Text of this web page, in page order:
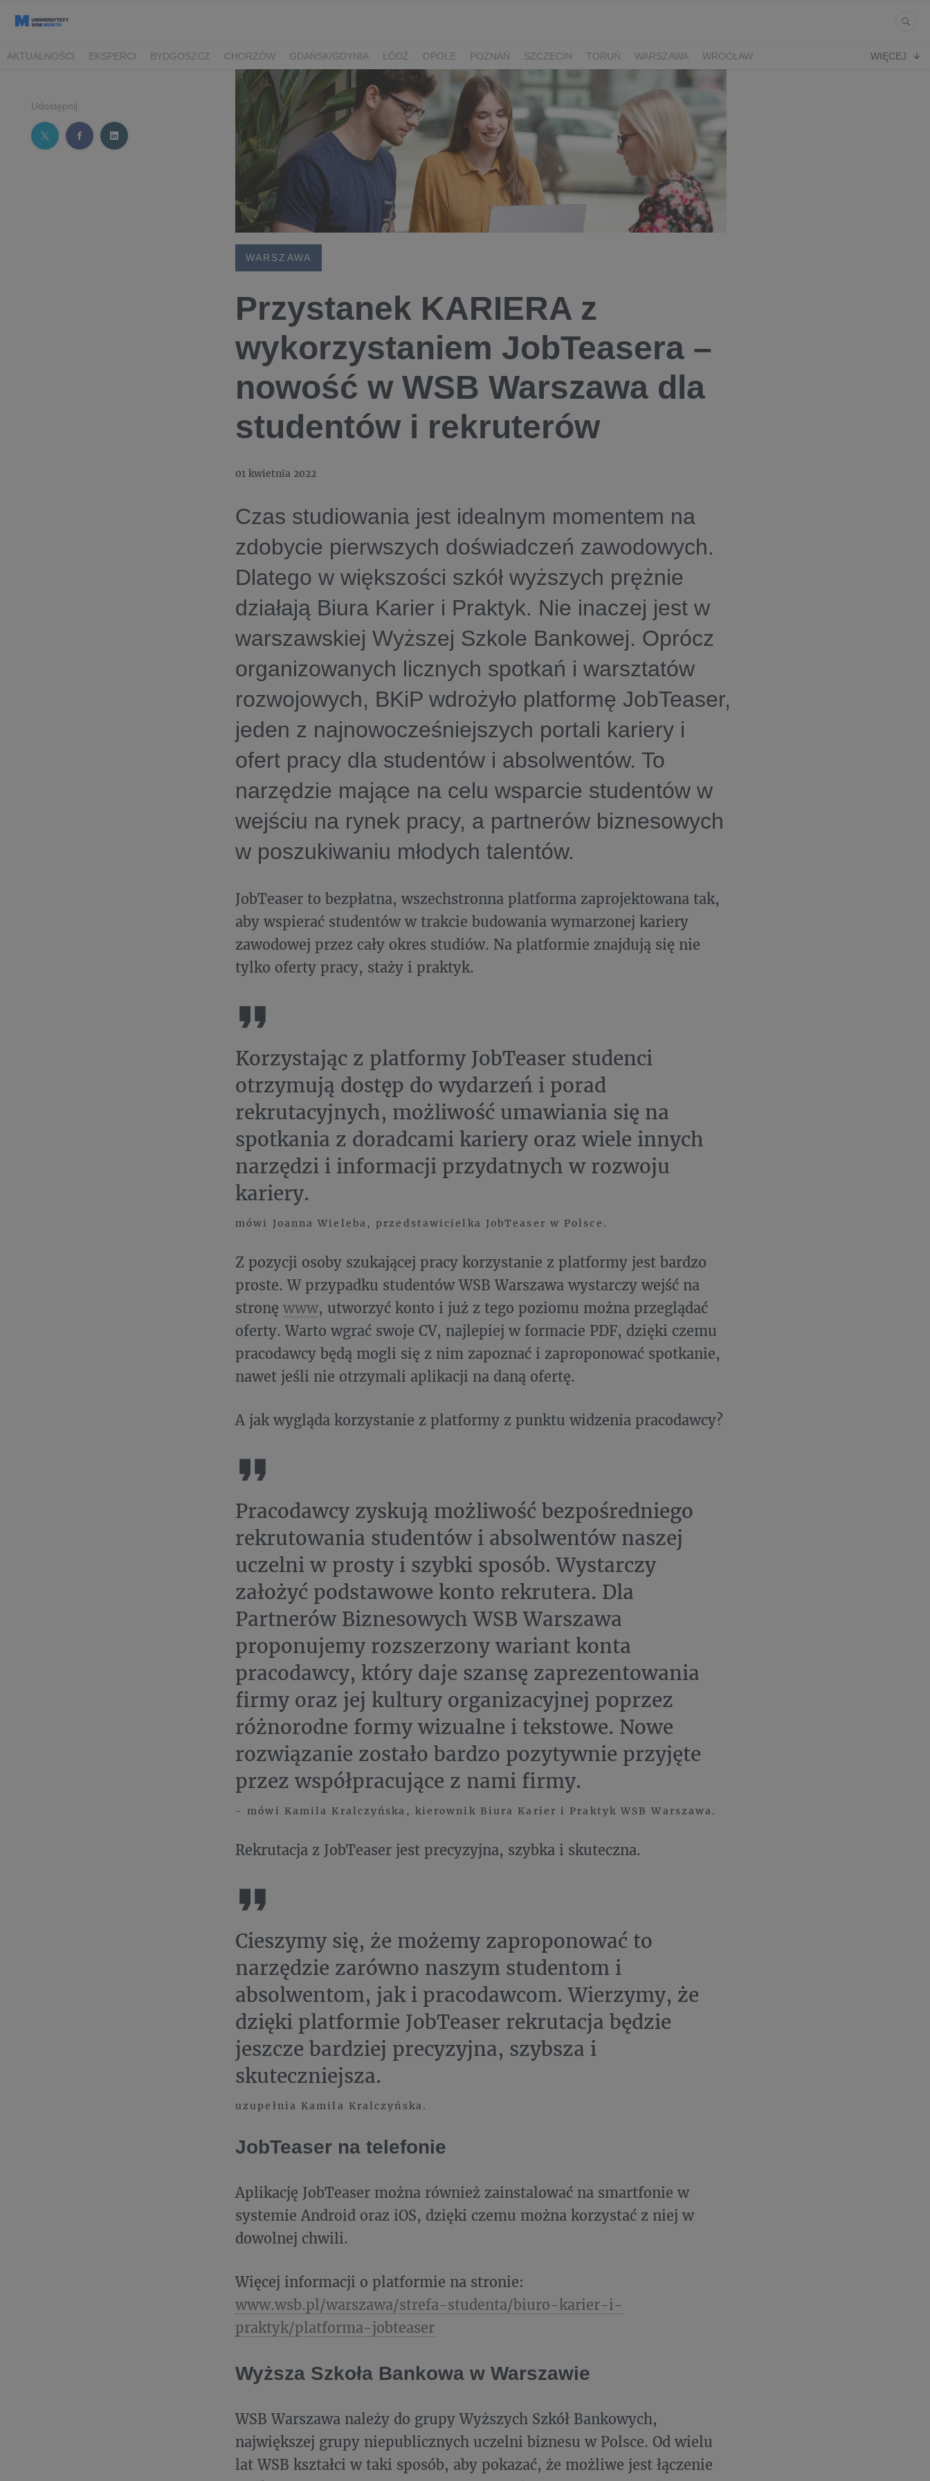
AKTUALNOŚCI EKSPERCI BYDGOSZCZ CHORZÓW GDAŃSK/GDYNIA ŁÓDŹ OPOLE POZNAŃ SZCZECIN TORUŃ WARSZAWA
WROCŁAW
WIĘCEJ
Udostępnij
WARSZAWA
Przystanek KARIERA z
wykorzystaniem JobTeasera –
nowość w WSB Warszawa dla
studentów i rekruterów
01 kwietnia 2022
Czas studiowania jest idealnym momentem na
zdobycie pierwszych doświadczeń zawodowych.
Dlatego w większości szkół wyższych prężnie
działają Biura Karier i Praktyk. Nie inaczej jest w
warszawskiej Wyższej Szkole Bankowej. Oprócz
organizowanych licznych spotkań i warsztatów
rozwojowych, BKiP wdrożyło platformę JobTeaser,
jeden z najnowocześniejszych portali kariery i
ofert pracy dla studentów i absolwentów. To
narzędzie mające na celu wsparcie studentów w
wejściu na rynek pracy, a partnerów biznesowych
w poszukiwaniu młodych talentów.
JobTeaser to bezpłatna, wszechstronna platforma zaprojektowana tak,
aby wspierać studentów w trakcie budowania wymarzonej kariery
zawodowej przez cały okres studiów. Na platformie znajdują się nie
tylko oferty pracy, staży i praktyk.
Korzystając z platformy JobTeaser studenci
otrzymują dostęp do wydarzeń i porad
rekrutacyjnych, możliwość umawiania się na
spotkania z doradcami kariery oraz wiele innych
narzędzi i informacji przydatnych w rozwoju
kariery.
mówi Joanna Wieleba, przedstawicielka JobTeaser w Polsce.
Z pozycji osoby szukającej pracy korzystanie z platformy jest bardzo
proste. W przypadku studentów WSB Warszawa wystarczy wejść na
stronę www, utworzyć konto i już z tego poziomu można przeglądać
oferty. Warto wgrać swoje CV, najlepiej w formacie PDF, dzięki czemu
pracodawcy będą mogli się z nim zapoznać i zaproponować spotkanie,
nawet jeśli nie otrzymali aplikacji na daną ofertę.
A jak wygląda korzystanie z platformy z punktu widzenia pracodawcy?
Pracodawcy zyskują możliwość bezpośredniego
rekrutowania studentów i absolwentów naszej
uczelni w prosty i szybki sposób. Wystarczy
założyć podstawowe konto rekrutera. Dla
Partnerów Biznesowych WSB Warszawa
proponujemy rozszerzony wariant konta
pracodawcy, który daje szansę zaprezentowania
firmy oraz jej kultury organizacyjnej poprzez
różnorodne formy wizualne i tekstowe. Nowe
rozwiązanie zostało bardzo pozytywnie przyjęte
przez współpracujące z nami firmy.
- mówi Kamila Kralczyńska, kierownik Biura Karier i Praktyk WSB Warszawa.
Rekrutacja z JobTeaser jest precyzyjna, szybka i skuteczna.
Cieszymy się, że możemy zaproponować to
narzędzie zarówno naszym studentom i
absolwentom, jak i pracodawcom. Wierzymy, że
dzięki platformie JobTeaser rekrutacja będzie
jeszcze bardziej precyzyjna, szybsza i
skuteczniejsza.
uzupełnia Kamila Kralczyńska.
JobTeaser na telefonie
Aplikację JobTeaser można również zainstalować na smartfonie w
systemie Android oraz iOS, dzięki czemu można korzystać z niej w
dowolnej chwili.
Więcej informacji o platformie na stronie:
www.wsb.pl/warszawa/strefa-studenta/biuro-karier-i-
praktyk/platforma-jobteaser
Wyższa Szkoła Bankowa w Warszawie
WSB Warszawa należy do grupy Wyższych Szkół Bankowych,
największej grupy niepublicznych uczelni biznesu w Polsce. Od wielu
lat WSB kształci w taki sposób, aby pokazać, że możliwe jest łączenie